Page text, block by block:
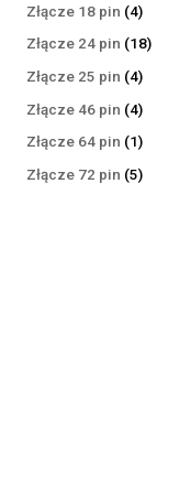
Złącze 18 pin 44
produkty
Złącze 24 pin 1818
Złącze 25 pin 44
produkty
Złącze 46 pin 44
produkty
Złącze 64 pin 11
produkt
Złącze 72 pin 55